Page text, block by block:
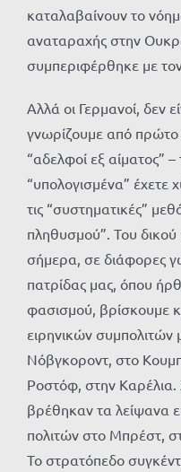
καταλαβαίνουν το
αναταραχής στην
συμπεριφέρθηκε με
Αλλά οι Γερμανοί, δεν
γνωρίζουμε από πρώτο
“αδελφοί εξ αίματος”
“υπολογισμένα” έχετε
τις “συστηματικές”
πληθυσμού”. Του
σήμερα, σε διάφορες
πατρίδας μας, όπου
φασισμού, βρίσκουμε
ειρηνικών συμπολιτών
Νόβγκοροντ, στο
Ροστόφ, στην
βρέθηκαν τα λείψανα
πολιτών στο Μπρέστ,
Το στρατόπεδο